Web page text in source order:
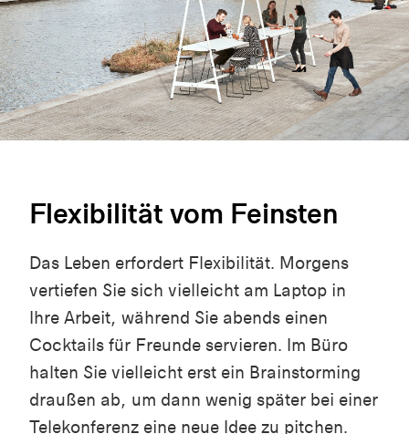
Flexibilität vom Feinsten
Das Leben erfordert Flexibilität. Morgens
vertiefen Sie sich vielleicht am Laptop in
Ihre Arbeit, während Sie abends einen
Cocktails für Freunde servieren. Im Büro
halten Sie vielleicht erst ein Brainstorming
draußen ab, um dann wenig später bei einer
Telekonferenz eine neue Idee zu pitchen.